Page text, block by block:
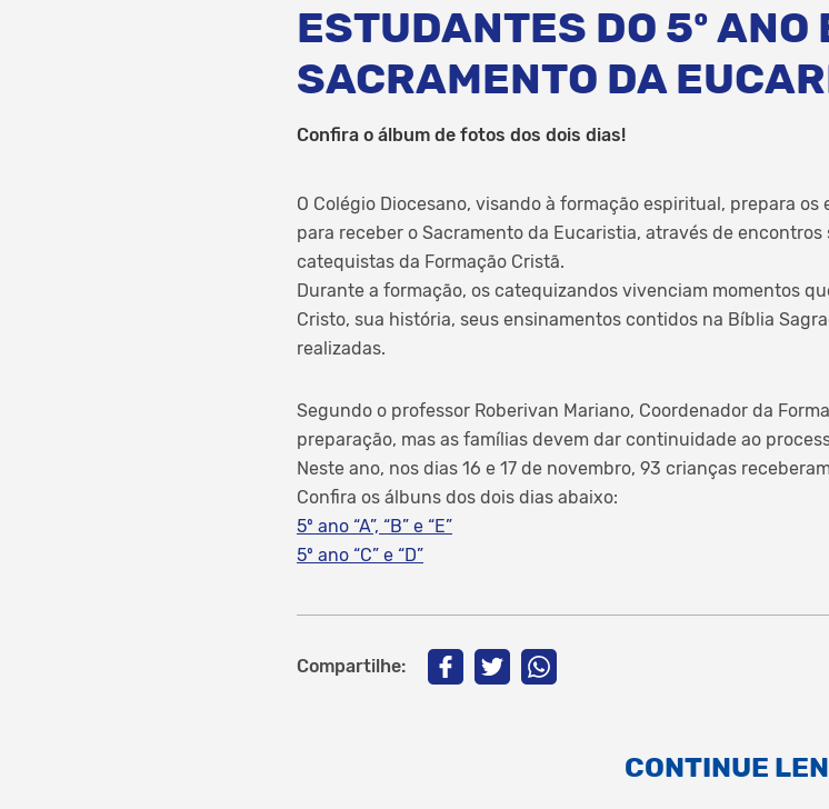
ESTUDANTES DO 5º ANO
SACRAMENTO DA
Confira o álbum de fotos dos dois dias!
O Colégio Diocesano​, visando à formação espiritual, ​prepara os
para receber o Sacramento da Eucaristia, através de
catequistas da Formação Cristã.
Durante a formação, os catequizandos vivenciam momentos
Cristo, sua história, seus ensinamentos contidos na Bíblia
realizadas.
Segundo o professor Roberivan Mariano, Coordenador da
preparação, mas as famílias devem dar continuidade ao
Neste ano, nos dias 16 e 17 de novembro, 93 crianças
Confira os álbuns dos dois dias abaixo:
5º ano “A”, “B” e “E”
5º ano “C” e “D”
Compartilhe:
CONTINUE